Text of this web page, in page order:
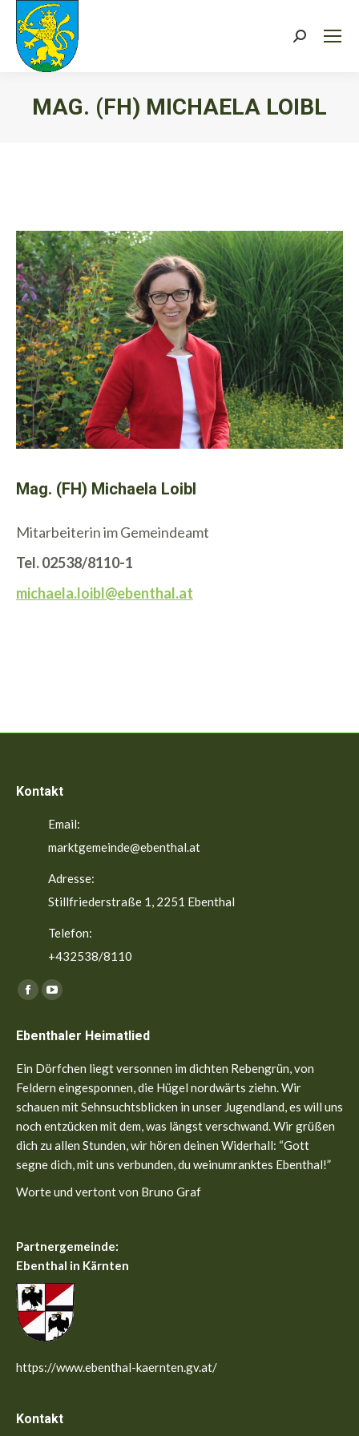
Search:
MAG. (FH) MICHAELA LOIBL
Mag. (FH) Michaela Loibl
Mitarbeiterin im Gemeindeamt
Tel. 02538/8110-1
michaela.loibl@ebenthal.at
Kontakt
Email:
marktgemeinde@ebenthal.at
Adresse:
Stillfriederstraße 1, 2251 Ebenthal
Telefon:
+432538/8110
Finden Sie uns auf:
Facebook
opens
in
new
window
YouTube
opens
in
new
window
Ebenthaler Heimatlied
Ein Dörfchen liegt versonnen im dichten Rebengrün, von
Feldern eingesponnen, die Hügel nordwärts ziehn. Wir
schauen mit Sehnsuchtsblicken in unser Jugendland, es will uns
noch entzücken mit dem, was längst verschwand. Wir grüßen
dich zu allen Stunden, wir hören deinen Widerhall: “Gott
segne dich, mit uns verbunden, du weinumranktes Ebenthal!”
Worte und vertont von Bruno Graf
Partnergemeinde:
Ebenthal in Kärnten
https://www.ebenthal-kaernten.gv.at/
Kontakt